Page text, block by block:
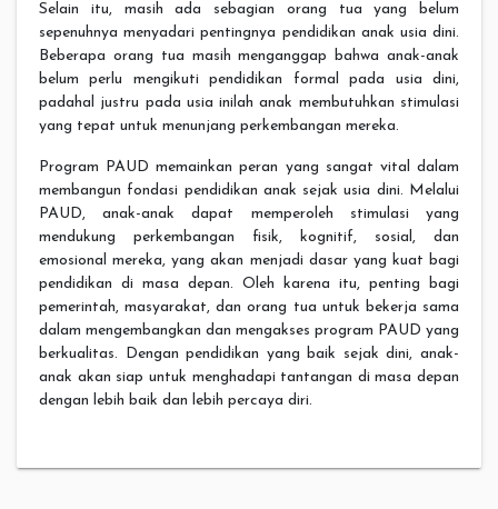
Selain itu, masih ada sebagian orang tua yang belum
sepenuhnya menyadari pentingnya pendidikan anak usia dini.
Beberapa orang tua masih menganggap bahwa anak-anak
belum perlu mengikuti pendidikan formal pada usia dini,
padahal justru pada usia inilah anak membutuhkan stimulasi
yang tepat untuk menunjang perkembangan mereka.
Program PAUD memainkan peran yang sangat vital dalam
membangun fondasi pendidikan anak sejak usia dini. Melalui
PAUD, anak-anak dapat memperoleh stimulasi yang
mendukung perkembangan fisik, kognitif, sosial, dan
emosional mereka, yang akan menjadi dasar yang kuat bagi
pendidikan di masa depan. Oleh karena itu, penting bagi
pemerintah, masyarakat, dan orang tua untuk bekerja sama
dalam mengembangkan dan mengakses program PAUD yang
berkualitas. Dengan pendidikan yang baik sejak dini, anak-
anak akan siap untuk menghadapi tantangan di masa depan
dengan lebih baik dan lebih percaya diri.